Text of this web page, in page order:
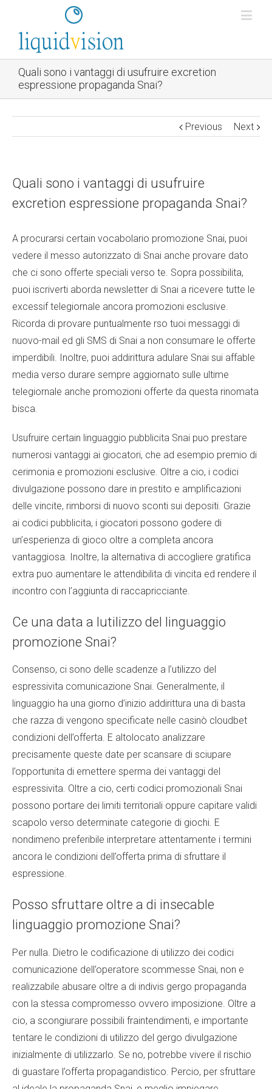
Quali sono i vantaggi di usufruire excretion
espressione propaganda Snai?
Previous Next
Quali sono i vantaggi di usufruire
excretion espressione propaganda Snai?
A procurarsi certain vocabolario promozione Snai, puoi
vedere il messo autorizzato di Snai anche provare dato
che ci sono offerte speciali verso te. Sopra possibilita,
puoi iscriverti aborda newsletter di Snai a ricevere tutte le
excessif telegiornale ancora promozioni esclusive.
Ricorda di provare puntualmente rso tuoi messaggi di
nuovo-mail ed gli SMS di Snai a non consumare le offerte
imperdibili. Inoltre, puoi addirittura adulare Snai sui affable
media verso durare sempre aggiornato sulle ultime
telegiornale anche promozioni offerte da questa rinomata
bisca.
Usufruire certain linguaggio pubblicita Snai puo prestare
numerosi vantaggi ai giocatori, che ad esempio premio di
cerimonia e promozioni esclusive. Oltre a cio, i codici
divulgazione possono dare in prestito e amplificazioni
delle vincite, rimborsi di nuovo sconti sui depositi. Grazie
ai codici pubblicita, i giocatori possono godere di
un’esperienza di gioco oltre a completa ancora
vantaggiosa. Inoltre, la alternativa di accogliere gratifica
extra puo aumentare le attendibilita di vincita ed rendere il
incontro con l’aggiunta di raccapricciante.
Ce una data a lutilizzo del linguaggio
promozione Snai?
Consenso, ci sono delle scadenze a l’utilizzo del
espressivita comunicazione Snai. Generalmente, il
linguaggio ha una giorno d’inizio addirittura una di basta
che razza di vengono specificate nelle casinò cloudbet
condizioni dell’offerta. E altolocato analizzare
precisamente queste date per scansare di sciupare
l’opportunita di emettere sperma dei vantaggi del
espressivita. Oltre a cio, certi codici promozionali Snai
possono portare dei limiti territoriali oppure capitare validi
scapolo verso determinate categorie di giochi. E
nondimeno preferibile interpretare attentamente i termini
ancora le condizioni dell’offerta prima di sfruttare il
espressione.
Posso sfruttare oltre a di insecable
linguaggio promozione Snai?
Per nulla. Dietro le codificazione di utilizzo dei codici
comunicazione dell’operatore scommesse Snai, non e
realizzabile abusare oltre a di indivis gergo propaganda
con la stessa compromesso ovvero imposizione. Oltre a
cio, a scongiurare possibili fraintendimenti, e importante
tentare le condizioni di utilizzo del gergo divulgazione
inizialmente di utilizzarlo. Se no, potrebbe vivere il rischio
di guastare l’offerta propagandistico. Percio, per sfruttare